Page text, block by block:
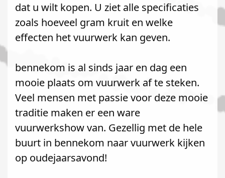
dat u wilt kopen. U ziet alle specificaties
zoals hoeveel gram kruit en welke
effecten het vuurwerk kan geven.
bennekom is al sinds jaar en dag een
mooie plaats om vuurwerk af te steken.
Veel mensen met passie voor deze mooie
traditie maken er een ware
vuurwerkshow van. Gezellig met de hele
buurt in bennekom naar vuurwerk kijken
op oudejaarsavond!